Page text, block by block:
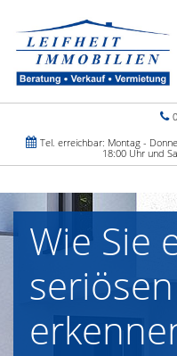
Tel. erreichbar: Montag -
18:00 Uhr und
Wie Sie